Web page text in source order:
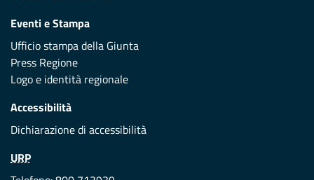
Eventi e Stampa
Ufficio stampa della Giunta
Press Regione
Logo e identità regionale
Accessibilità
Dichiarazione di accessibilità
URP